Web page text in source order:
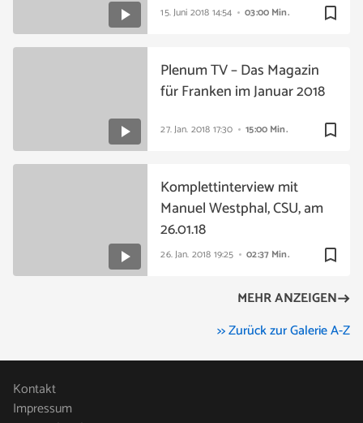
bookmark_border
15. Juni 2018 14:54 03:00 Min.
bookmark_border
27. Jan. 2018 17:30 15:00 Min.
Plenum TV – Das Magazin
für Franken im Januar 2018
bookmark_border
26. Jan. 2018 19:25 02:37 Min.
Komplettinterview mit
Manuel Westphal, CSU, am
26.01.18
MEHR ANZEIGEN
>> Zurück zur Galerie A-Z
Kontakt
Impressum